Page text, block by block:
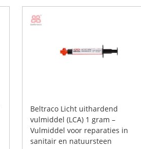
Beltraco Licht uithardend
vulmiddel (LCA) 1 gram –
Vulmiddel voor reparaties in
sanitair en natuursteen